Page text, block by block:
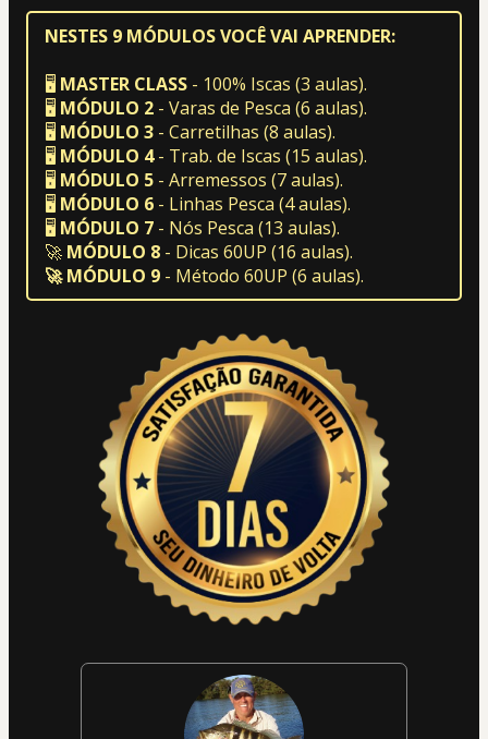
NESTES 9 MÓDULOS VOCÊ VAI APRENDER:
🖥 MASTER CLASS - 100% Iscas (3 aulas).
🖥 MÓDULO 2 - Varas de Pesca (6 aulas).
🖥 MÓDULO 3 - Carretilhas (8 aulas).
🖥 MÓDULO 4 - Trab. de Iscas (15 aulas).
🖥 MÓDULO 5 - Arremessos (7 aulas).
🖥 MÓDULO 6 - Linhas Pesca (4 aulas).
🖥 MÓDULO 7 - Nós Pesca (13 aulas).
🚀 MÓDULO 8 - Dicas 60UP (16 aulas).
🚀 MÓDULO 9 - Método 60UP (6 aulas).